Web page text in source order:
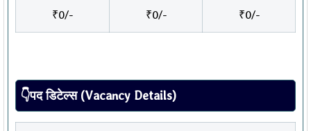
₹0/- ₹0/- ₹0/-
👇पद डिटेल्स (Vacancy Details)